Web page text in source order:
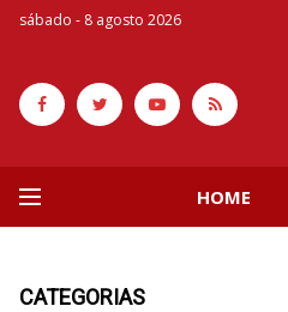
sábado - 8 agosto 2026
HOME
CATEGORIAS